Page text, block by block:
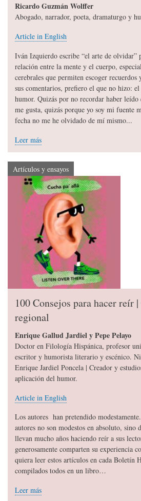
Ricardo Guzmán Wolffer
Abogado, narrador, poeta, dramaturgo y
Article in English
Iván Izquierdo escribe “el arte de olvidar”
relación entre la mente y el cuerpo,
cerebrales que permiten escoger
sus comentarios, prefiero el que no hizo:
humor. Quizás por no recordar haber
me gusta, quizás porque yo soy mi fuente
fecha no me he olvidado de mí mismo...
Leer más
Artículos y ensayos
100 Consejos para hacer reír
regional
Enrique Gallud Jardiel y Pepe Pelayo
Doctor en Filología Hispánica, profesor
escritor y humorista literario y escénico.
Enrique Jardiel Poncela | Creador y
aplicación del humor.
Article in English
Los autores han pretendido
autores no son modestos en absoluto, sino
llevan mucho años haciendo reír a sus
generosamente comparten su experiencia
quiera leer estos artículos en cada Boletín
compilados todos en un libro…
Leer más